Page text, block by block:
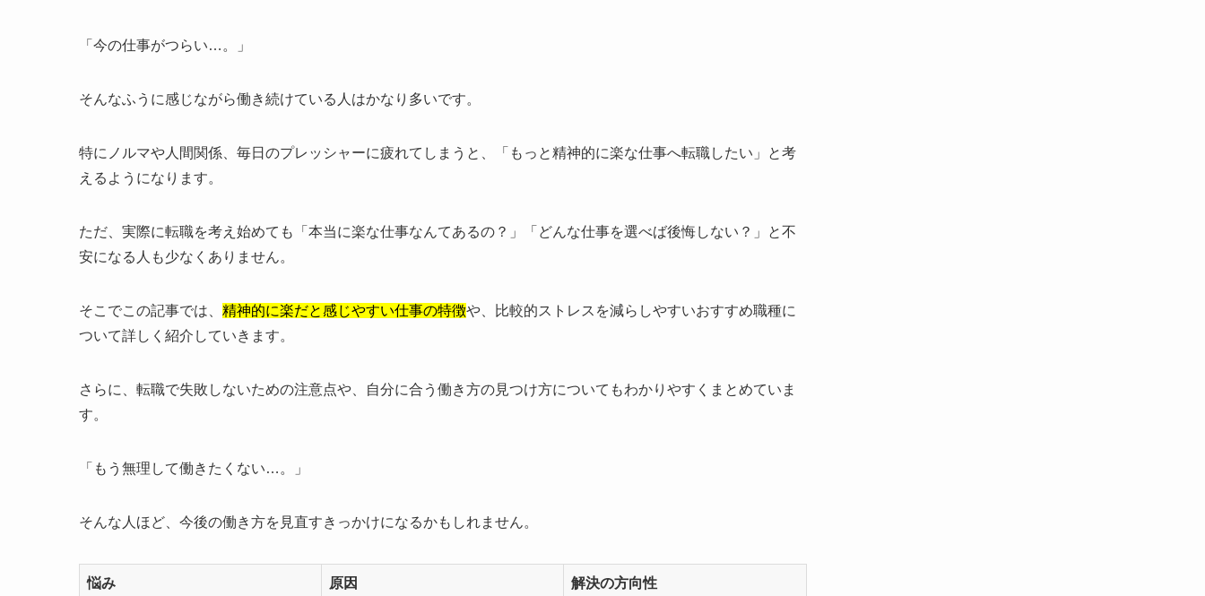
「今の仕事がつらい…。」
そんなふうに感じながら働き続けている人はかなり多いです。
特にノルマや人間関係、毎日のプレッシャーに疲れてしまうと、「もっと精神的に楽な仕事へ転職したい」と考
えるようになります。
ただ、実際に転職を考え始めても「本当に楽な仕事なんてあるの？」「どんな仕事を選べば後悔しない？」と不
安になる人も少なくありません。
そこでこの記事では、 精神的に楽だと感じやすい仕事の特徴や、比較的ストレスを減らしやすいおすすめ職種に
ついて詳しく紹介していきます。
さらに、転職で失敗しないための注意点や、自分に合う働き方の見つけ方についてもわかりやすくまとめていま
す。
「もう無理して働きたくない…。」
そんな人ほど、今後の働き方を見直すきっかけになるかもしれません。
悩み 原因 解決の方向性